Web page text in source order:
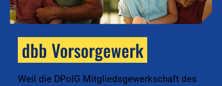
dbb Vorsorgewerk
Weil die DPolG Mitgliedsgewerkschaft des